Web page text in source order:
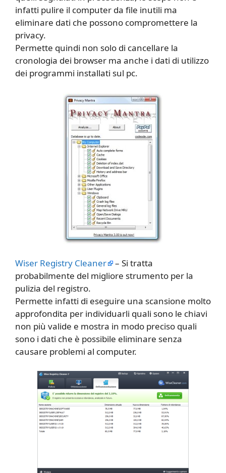
infatti pulire il computer da file inutili ma
eliminare dati che possono compromettere la
privacy.
Permette quindi non solo di cancellare la
cronologia dei browser ma anche i dati di utilizzo
dei programmi installati sul pc.
Wiser Registry Cleaner
– Si tratta
probabilmente del migliore strumento per la
pulizia del registro.
Permette infatti di eseguire una scansione molto
approfondita per individuarli quali sono le chiavi
non più valide e mostra in modo preciso quali
sono i dati che è possibile eliminare senza
causare problemi al computer.